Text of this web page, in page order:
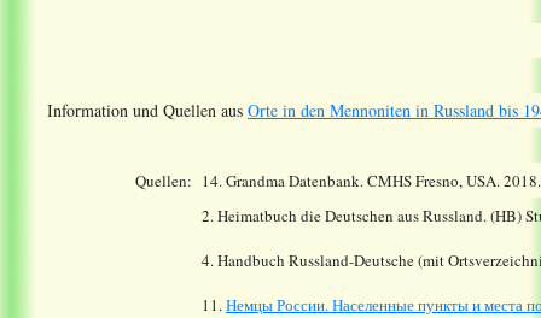
Information und Quellen aus Orte in den Mennoniten in Russland bis
Quellen: 14.Grandma Datenbank. CMHS Fresno, USA.
2. Heimatbuch die Deutschen aus Russland. (HB)
4. Handbuch Russland-Deutsche (mit
11.Немцы России. Населенные пункты и места